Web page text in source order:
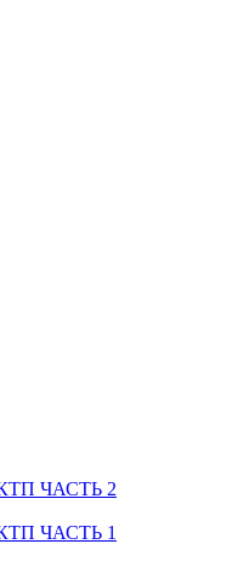
КТП ЧАСТЬ 2
КТП ЧАСТЬ 1